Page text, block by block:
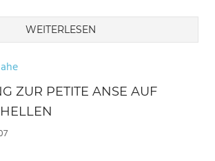
WEITERLESEN
ZUR PETITE ANSE AUF